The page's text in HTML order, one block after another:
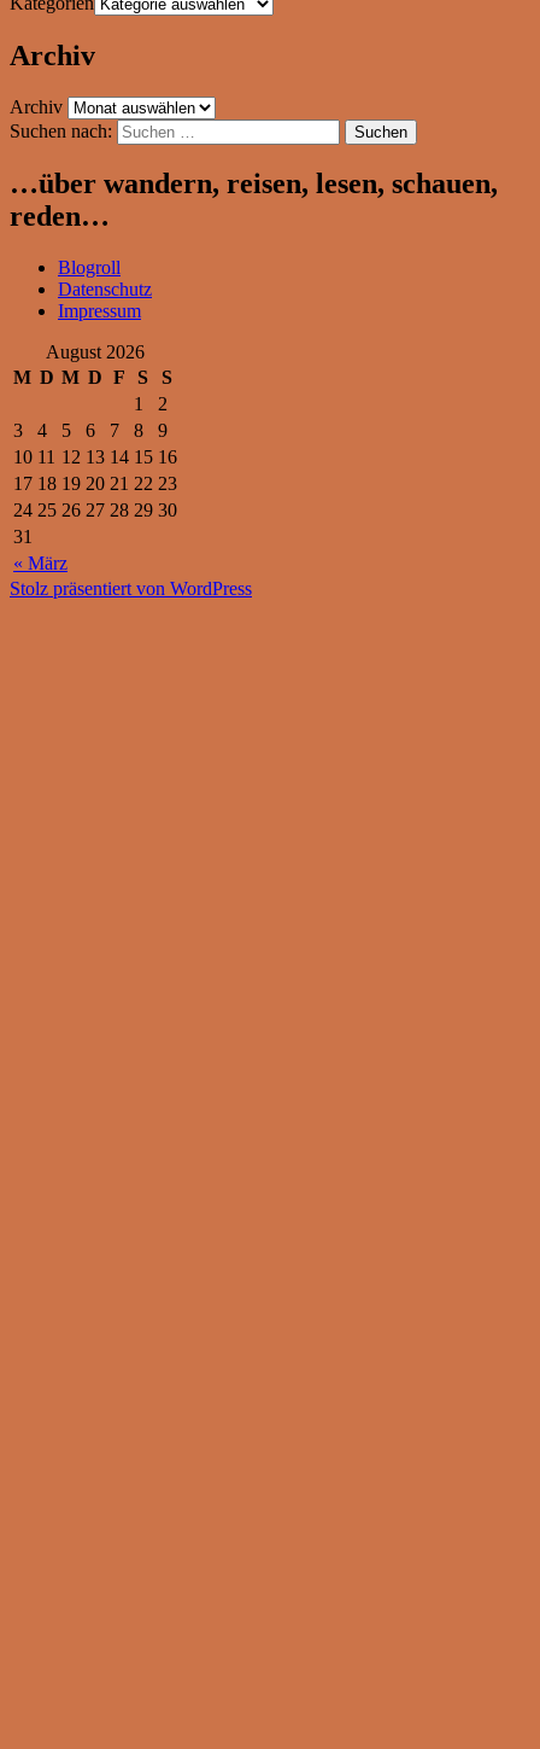
Archiv
Archiv
Suchen nach:
…über wandern, reisen, lesen, schauen,
reden…
Blogroll
Datenschutz
Impressum
August 2026
M D M D F S S
« März
1
2
3
4 5 6 7 8
9
10 11 12 13 14 15 16
17 18 19 20 21 22 23
24 25 26 27 28 29 30
31
Stolz präsentiert von WordPress